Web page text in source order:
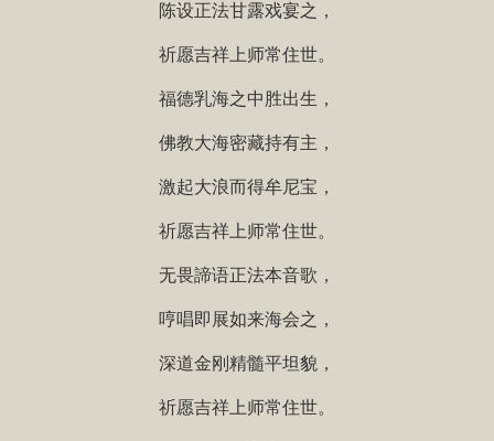
陈设正法甘露戏宴之，
祈愿吉祥上师常住世。
福德乳海之中胜出生，
佛教大海密藏持有主，
激起大浪而得牟尼宝，
祈愿吉祥上师常住世。
无畏諦语正法本音歌，
哼唱即展如来海会之，
深道金刚精髓平坦貌，
祈愿吉祥上师常住世。